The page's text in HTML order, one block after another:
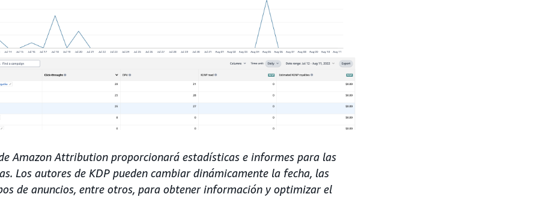
Amazon Attribution proporcionará estadísticas e informes para las
Los autores de KDP pueden cambiar dinámicamente la fecha, las
de anuncios, entre otros, para obtener información y optimizar el